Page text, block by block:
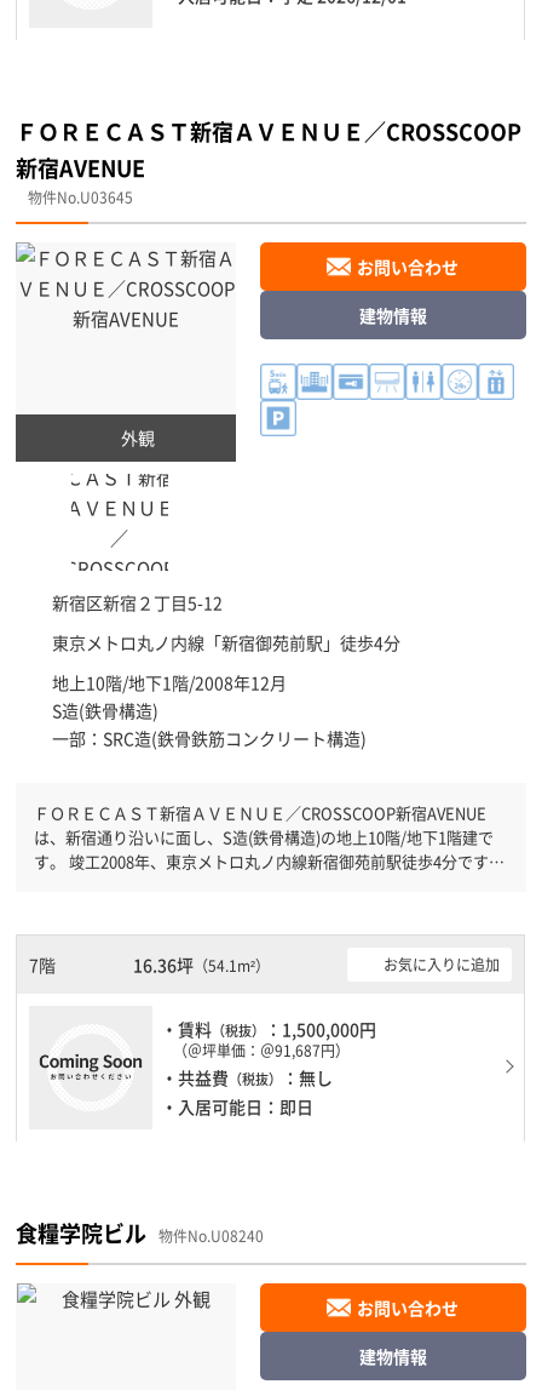
ＦＯＲＥＣＡＳＴ新宿ＡＶＥＮＵＥ／CROSSCOOP
新宿AVENUE
物件No.U03645
外観
新宿区新宿２丁目5-12
東京メトロ丸ノ内線「新宿御苑前駅 」徒歩4分
地上10階/地下1階/2008年12月
S造(鉄骨構造)
一部：SRC造(鉄骨鉄筋コンクリート構造)
お問い合わせ
建物情報
ＦＯＲＥＣＡＳＴ新宿ＡＶＥＮＵＥ／CROSSCOOP新宿AVENUE
は、新宿通り沿いに面し、S造(鉄骨構造)の地上10階/地下1階建で
す。 竣工2008年、東京メトロ丸ノ内線新宿御苑前駅徒歩4分です。
す。新耐震基準を満たしておりますので、耐震性がしっかりとして
います。駐車場もありますので、車を利用されるお客様には使いや
7階 16.36坪 （54.1m²） お気に入りに追加
・賃料 （税抜） ：1,500,000円
（＠坪単価：＠91,687円）
・共益費 （税抜）
：無し
・入居可能日：即日
食糧学院ビル 物件No.U08240
お問い合わせ
建物情報